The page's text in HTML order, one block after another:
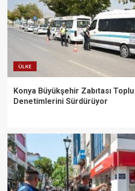
ÜLKE
Konya Büyükşehir Zabıtası Toplu
Denetimlerini Sürdürüyor